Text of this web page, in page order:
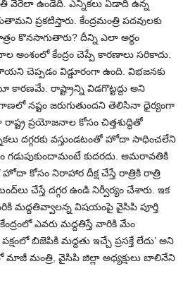
వేరేలా ఉండేది. ఎన్నికలు ఏడాది ఉన్న
ప్రకటిస్తారు. కేంద్రమంత్రి పదవులకు
కొనసాగుతారు? దీన్ని ఎలా అర్థం
అంశంలో కేంద్రం చెప్పే కారణాలు సరికాదు.
చెప్పడం విడ్డూరంగా ఉంది. విభజనకు
కారణమే. రాష్ట్రాన్ని విడగొట్టద్దు అని
నష్టం జరుగుతుందని తెలిసినా ధైర్యంగా
ప్రయోజనాల కోసం చిత్తశుద్ధితో
దగ్గరకు వస్తుండటంతో హోదా సాధించ‌లేని
గడుపుకుందామంటే కుదరదు. అమరావతికి
కోసం నిరాహార దీక్ష చేస్తే రాత్రికి రాత్రి
చేస్తే దగ్గర ఉండి నిర్వీర్యం చేశారు. ఇక
మద్దతివ్వాలన్న విషయంపై వైసిపి పూర్తి
ఎవ‌రు మద్దతిస్తే వారికి మేం
బిజెపికి మద్దతు ఇచ్చే ప్రసక్తే లేదు’ అని
మంత్రి, వైసిపి జిల్లా అధ్య‌క్షులు బాలినేని